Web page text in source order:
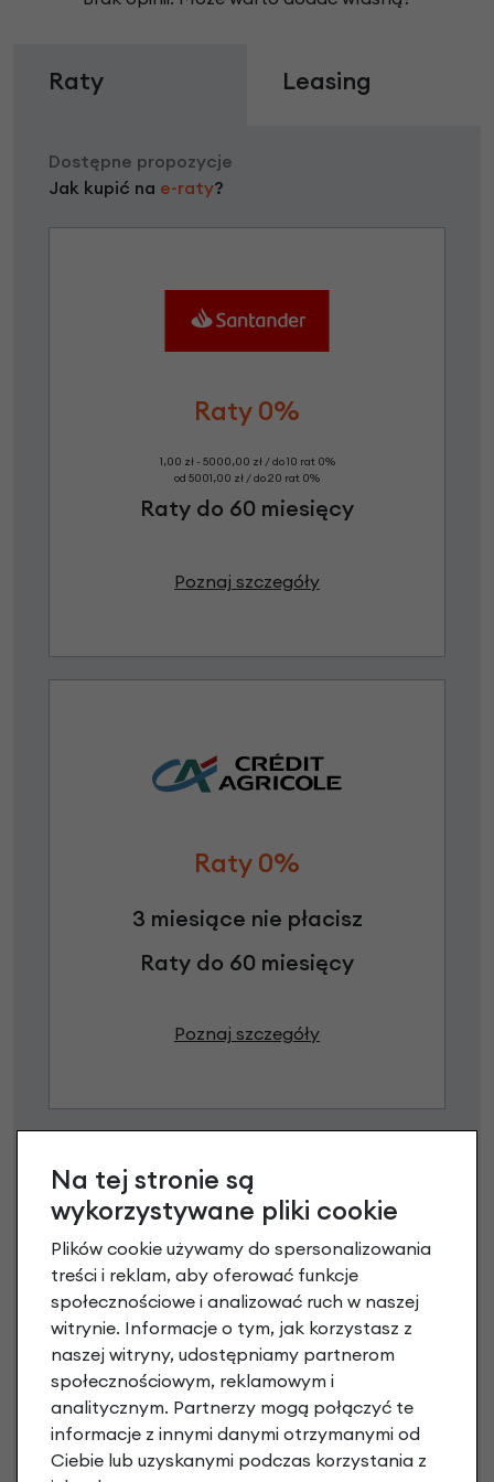
Raty Leasing
Dostępne propozycje
Jak kupić na e-raty?
Raty 0%
1,00 zł - 5000,00 zł / do 10 rat 0%
od 5001,00 zł / do 20 rat 0%
Raty do 60 miesięcy
Poznaj szczegóły
Raty 0%
3 miesiące nie płacisz
Raty do 60 miesięcy
Poznaj szczegóły
Raty 0%
3 miesiące nie płacisz
Raty do 60 miesięcy
Na tej stronie są
wykorzystywane pliki cookie
Plików cookie używamy do spersonalizowania
treści i reklam, aby oferować funkcje
społecznościowe i analizować ruch w naszej
witrynie. Informacje o tym, jak korzystasz z
naszej witryny, udostępniamy partnerom
społecznościowym, reklamowym i
analitycznym. Partnerzy mogą połączyć te
informacje z innymi danymi otrzymanymi od
Ciebie lub uzyskanymi podczas korzystania z